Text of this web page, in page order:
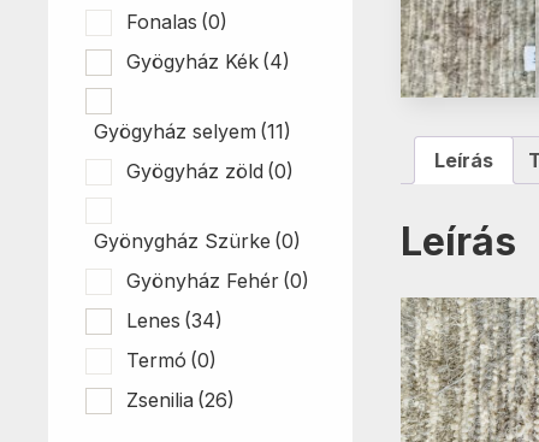
Leírás
Leírás
Fonalas (0)
Gyögyház Kék (4)
Gyögyház selyem (11)
Gyögyház zöld (0)
Gyönygház Szürke (0)
Gyönyház Fehér (0)
Lenes (34)
Termó (0)
Zsenilia (26)